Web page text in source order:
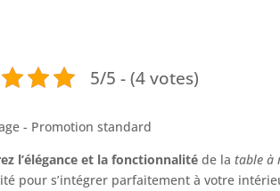
5/5 - (4 votes)
l’élégance et la fonctionnalité de latable à
pour s’intégrer parfaitement à votre